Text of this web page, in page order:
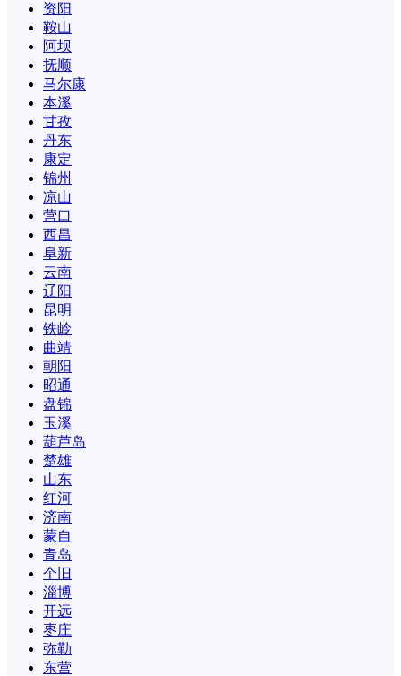
资阳
鞍山
阿坝
抚顺
马尔康
本溪
甘孜
丹东
康定
锦州
凉山
营口
西昌
阜新
云南
辽阳
昆明
铁岭
曲靖
朝阳
昭通
盘锦
玉溪
葫芦岛
楚雄
山东
红河
济南
蒙自
青岛
个旧
淄博
开远
枣庄
弥勒
东营